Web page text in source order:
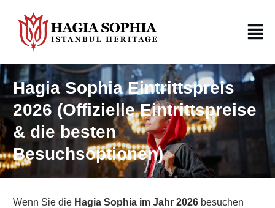
Hagia Sophia Eintrittspreis
2026 (Offizielle Eintrittspreise
& die besten
Besuchsoptionen)
Wenn Sie die Hagia Sophia im Jahr 2026 besuchen